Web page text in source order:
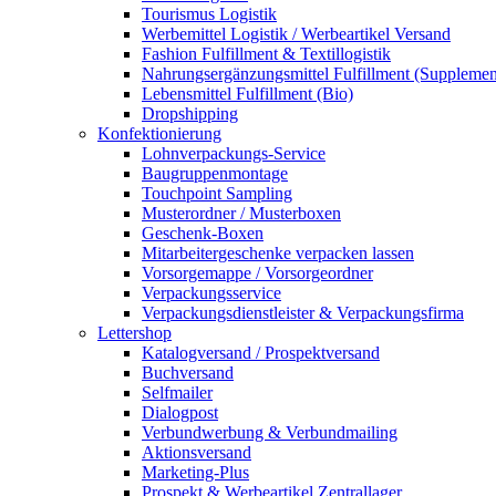
Tourismus Logistik
Werbemittel Logistik / Werbeartikel Versand
Fashion Fulfillment & Textillogistik
Nahrungsergänzungsmittel Fulfillment
Lebensmittel Fulfillment (Bio)
Dropshipping
Konfektionierung
Lohnverpackungs-Service
Baugruppenmontage
Touchpoint Sampling
Musterordner / Musterboxen
Geschenk-Boxen
Mitarbeitergeschenke verpacken lassen
Vorsorgemappe / Vorsorgeordner
Verpackungsservice
Verpackungsdienstleister & Verpackungsfirma
Lettershop
Katalogversand / Prospektversand
Buchversand
Selfmailer
Dialogpost
Verbundwerbung & Verbundmailing
Aktionsversand
Marketing-Plus
Prospekt & Werbeartikel Zentrallager